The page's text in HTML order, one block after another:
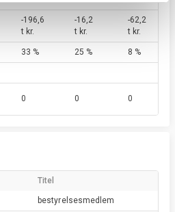
-196,6
t kr.
-16,2
t kr.
-62,2
t kr.
33 % 25 % 8 %
0 0 0
Titel
bestyrelsesmedlem